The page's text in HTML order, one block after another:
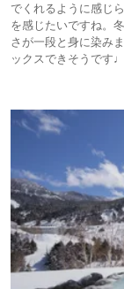
でくれるように感じ
を感じたいですね。
さが一段と身に染み
ックスできそうです♩